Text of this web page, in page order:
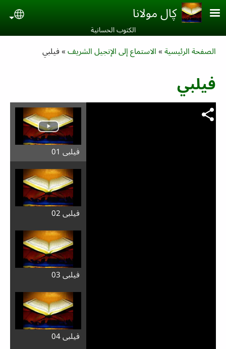
Skip to main content
ڮال مولانا
الكتوب الحسانية‎
Breadcrumb
الصفحة الرئيسية الاستماع إلى الإنجيل الشريف فيلبي
فيلبي
فيلبي 01
فيلبي 02
فيلبي 03
فيلبي 04